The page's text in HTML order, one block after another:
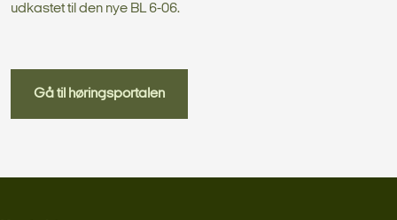
udkastet til den nye BL 6-06.
Gå til høringsportalen